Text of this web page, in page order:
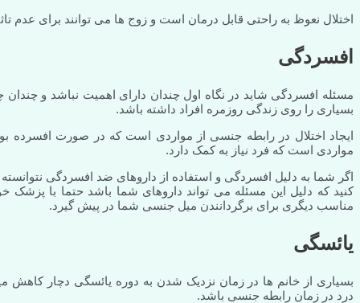
اختلال نعوظ به راحتی قابل درمان است و زوج ها می توانند برای عدم
افسردگی
مسئله افسردگی شاید در نگاه اول چندان دارای اهمیت نباشد و چندان
بسیاری را روی زندگی روزمره افراد داشته باشد.
ایجاد اختلال در رابطه جنسی از مواردی است که در صورت افسرده
مواردی است که فرد نیاز به کمک دارد.
اگر شما به دلیل افسردگی و استفاده از داروهای ضد افسردگی
کنید که دلیل این مسئله می تواند داروهای شما باشد حتما با پزشک
مناسب دیگری برای برگردانندن میل جنسی شما در پیش گیرد.
یائسگی
بسیاری از خانم ها در زمان نزدیک شدن به دوره یائسگی دچار
درد در زمان رابطه جنسی باشد.